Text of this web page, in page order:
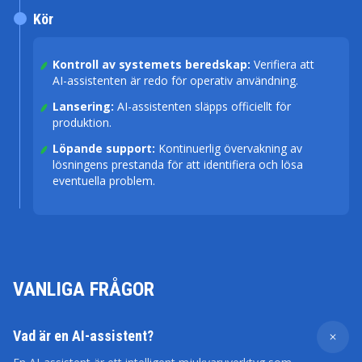
Kontroll av systemets beredskap: Verifiera att
AI-assistenten är redo för operativ användning.
Lansering: AI-assistenten släpps officiellt för
produktion.
Löpande support: Kontinuerlig övervakning av
lösningens prestanda för att identifiera och lösa
eventuella problem.
Kör
VANLIGA FRÅGOR
Vad är en AI-assistent?